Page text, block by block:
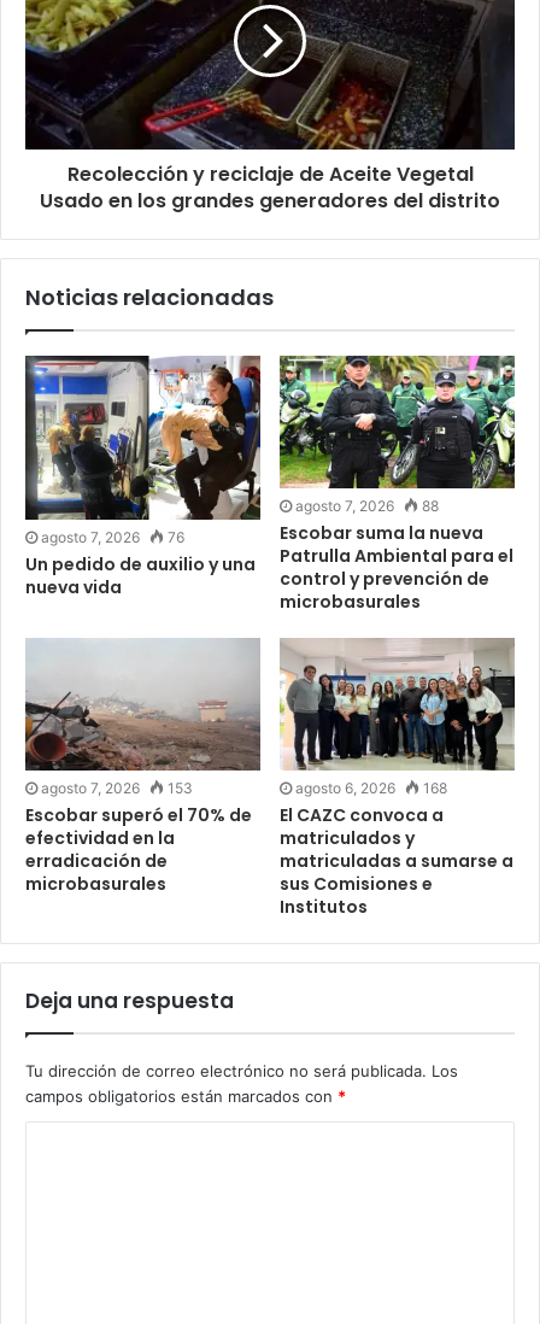
Recolección y reciclaje de Aceite Vegetal
Usado en los grandes generadores del distrito
Noticias relacionadas
agosto 7, 2026 76
Un pedido de auxilio y una
nueva vida
agosto 7, 2026 88
Escobar suma la nueva
Patrulla Ambiental para el
control y prevención de
microbasurales
agosto 7, 2026 153
Escobar superó el 70% de
efectividad en la
erradicación de
microbasurales
agosto 6, 2026 168
El CAZC convoca a
matriculados y
matriculadas a sumarse a
sus Comisiones e
Institutos
Deja una respuesta
Tu dirección de correo electrónico no será publicada. Los
campos obligatorios están marcados con *